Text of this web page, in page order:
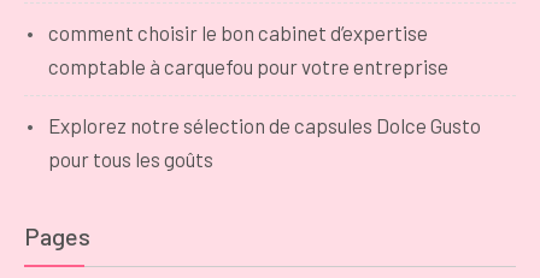
comment choisir le bon cabinet d’expertise
comptable à carquefou pour votre entreprise
Explorez notre sélection de capsules Dolce Gusto
pour tous les goûts
Pages